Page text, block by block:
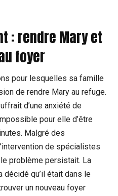
: rendre Mary et
foyer
pour lesquelles sa famille
de rendre Mary au refuge.
d’une anxiété de
pour elle d’être
Malgré des
de spécialistes
le problème persistait. La
décidé qu’il était dans le
un nouveau foyer